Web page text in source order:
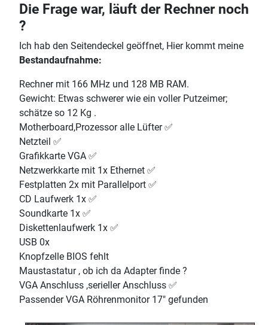
Die Frage war, läuft der Rechner noch
?
Ich hab den Seitendeckel geöffnet, Hier kommt meine
Bestandaufnahme:
Rechner mit 166 MHz und 128 MB RAM.
Gewicht: Etwas schwerer wie ein voller Putzeimer;
schätze so 12 Kg .
Motherboard,Prozessor alle Lüfter ✅
Netzteil ✅
Grafikkarte VGA ✅
Netzwerkkarte mit 1x Ethernet ✅
Festplatten 2x mit Parallelport ✅
CD Laufwerk 1x ✅
Soundkarte 1x ✅
Diskettenlaufwerk 1x ✅
USB 0x
Knopfzelle BIOS fehlt
Maustastatur , ob ich da Adapter finde ?
VGA Anschluss ,serieller Anschluss ✅
Passender VGA Röhrenmonitor 17" gefunden